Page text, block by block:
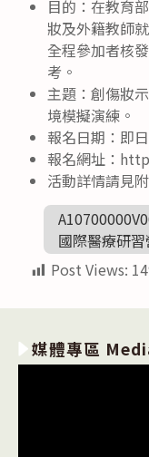
目的：在教育
妝及外籍教師
全程參加者核
考。
主題：創傷妝
境模擬演練。
報名日期：即
報名網址：
活動詳情請見
國際醫療研習
Post Views:
媒體專區